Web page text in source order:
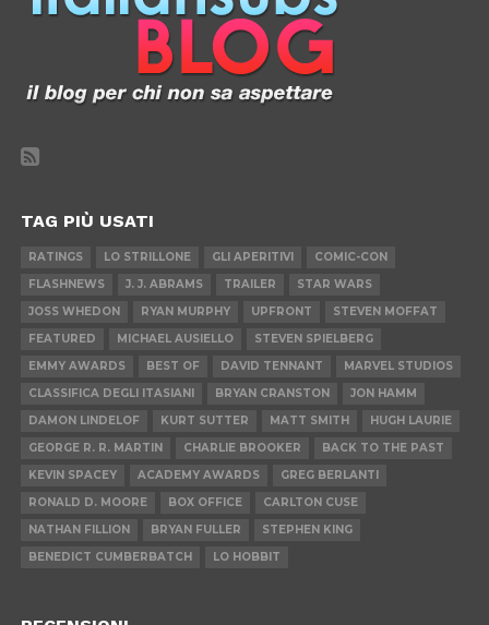
TAG PIÙ USATI
RATINGS LO STRILLONE GLI APERITIVI
COMIC-CON
FLASHNEWS
J. J. ABRAMS TRAILER
STAR WARS
JOSS WHEDON
RYAN MURPHY UPFRONT
STEVEN MOFFAT
FEATURED
MICHAEL AUSIELLO
STEVEN SPIELBERG
EMMY AWARDS
BEST OF DAVID TENNANT
MARVEL STUDIOS
CLASSIFICA DEGLI ITASIANI
BRYAN CRANSTON
JON HAMM
DAMON LINDELOF
KURT SUTTER MATT SMITH
HUGH LAURIE
GEORGE R. R. MARTIN
CHARLIE BROOKER
BACK TO THE PAST
KEVIN SPACEY
ACADEMY AWARDS
GREG BERLANTI
RONALD D. MOORE
BOX OFFICE
CARLTON CUSE
NATHAN FILLION
BRYAN FULLER
STEPHEN KING
BENEDICT CUMBERBATCH
LO HOBBIT